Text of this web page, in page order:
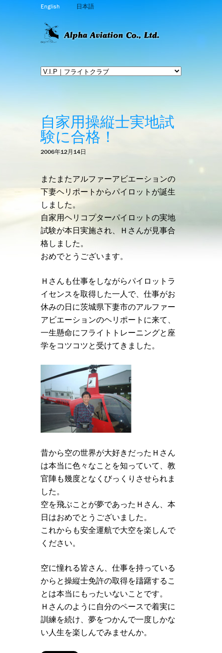
English 日本語
自家用操縦士実地試
験に合格！
2006年12月14日
またまたアルファーアビエーションの
下妻ヘリポートからパイロットが誕生
しました。
自家用ヘリコプターパイロットの実地
試験が本日実施され、Ｈさんが見事合
格しました。
おめでとうございます。
Ｈさんも仕事をしながらパイロットラ
イセンスを取得した一人で、仕事がお
休みの日に茨城県下妻市のアルファー
アビエーションのヘリポートに来て、
一生懸命にフライトトレーニングと座
学をコツコツと受けてきました。
昔から空の世界が大好きだったＨさん
は本当に色々なことを知っていて、教
官陣も幾度となくびっくりさせられま
した。
空を飛ぶことが夢であったＨさん、本
日はおめでとうございました。
これからも安全運航で大空を楽しんで
ください。
空に憧れる皆さん、仕事を持っている
からと操縦士免許の取得を躊躇するこ
とは本当にもったいないことです。
Ｈさんのように自分のペースで着実に
訓練を続け、夢をつかんで一度しかな
い人生を楽しんでみませんか。